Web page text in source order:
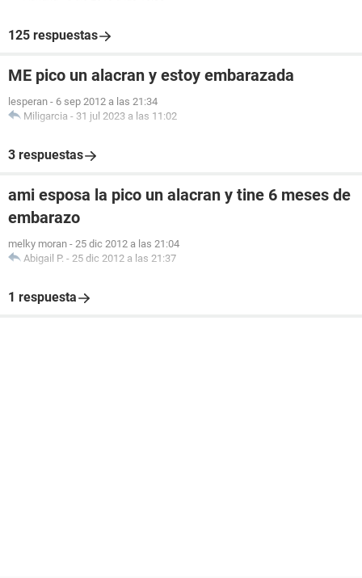
125 respuestas
ME pico un alacran y estoy embarazada
lesperan - 6 sep 2012 a las 21:34
Miligarcia - 31 jul 2023 a las 11:02
3 respuestas
ami esposa la pico un alacran y tine 6 meses de
embarazo
melky moran - 25 dic 2012 a las 21:04
Abigail P. - 25 dic 2012 a las 21:37
1 respuesta